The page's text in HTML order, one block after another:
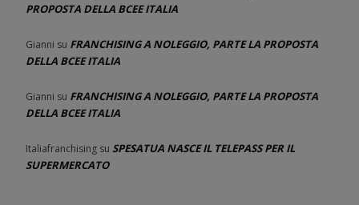
PROPOSTA DELLA BCEE ITALIA
Gianni su FRANCHISING A NOLEGGIO, PARTE LA PROPOSTA
DELLA BCEE ITALIA
Gianni su FRANCHISING A NOLEGGIO, PARTE LA PROPOSTA
DELLA BCEE ITALIA
Italiafranchising su SPESATUA NASCE IL TELEPASS PER IL
SUPERMERCATO